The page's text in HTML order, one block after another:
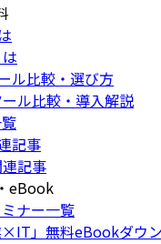
ル比較・選び方
ール比較・導入解説
記事
記事
eBook
ナー一覧
×IT」無料eBookダウ